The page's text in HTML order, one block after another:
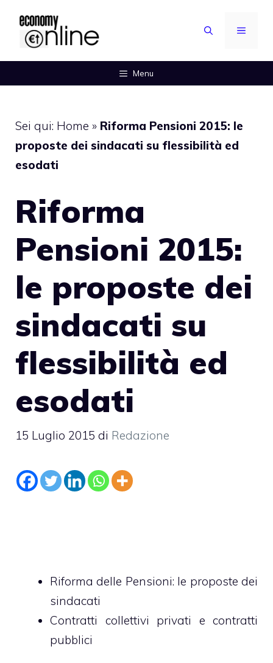
contenuto
MENU
Menu
Sei qui: Home » Riforma Pensioni 2015: le
proposte dei sindacati su flessibilità ed
esodati
Riforma
Pensioni 2015:
le proposte dei
sindacati su
flessibilità ed
esodati
15 Luglio 2015 di Redazione
Riforma delle Pensioni: le proposte dei
sindacati
Contratti collettivi privati e contratti
pubblici